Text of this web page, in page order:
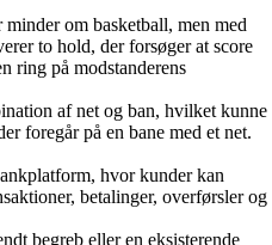
om basketball, men med
to hold, der forsøger at score
ring på modstanderens
af net og ban, hvilket kunne
foregår på en bane med et net.
hvor kunder kan
betalinger, overførsler og
begreb eller en eksisterende